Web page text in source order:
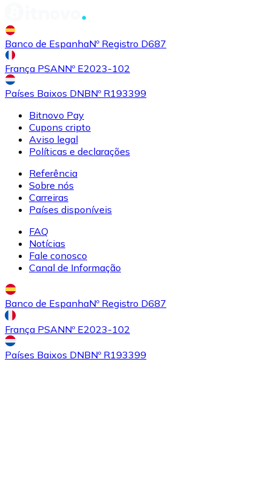
ComprarEthereum Classic
ETC
Comprar
ALGO
Banco de EspanhaNº Registro D687
França PSANNº E2023-102
Países Baixos DNBNº R193399
Bitnovo Pay
Cupons cripto
Aviso legal
Políticas e declarações
Referência
Sobre nós
Carreiras
Países disponíveis
FAQ
Notícias
Fale conosco
Canal de Informação
Banco de EspanhaNº Registro D687
França PSANNº E2023-102
Países Baixos DNBNº R193399